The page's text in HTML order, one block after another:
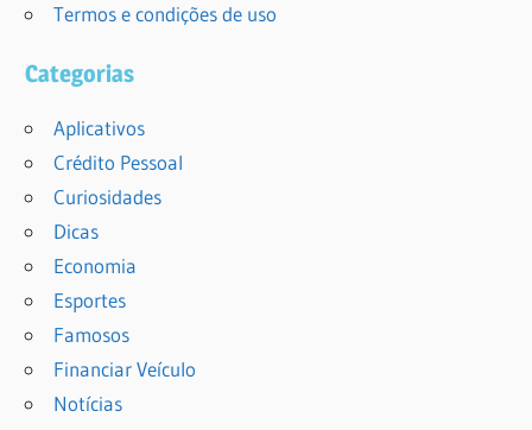
Termos e condições de uso
Categorias
Aplicativos
Crédito Pessoal
Curiosidades
Dicas
Economia
Esportes
Famosos
Financiar Veículo
Notícias